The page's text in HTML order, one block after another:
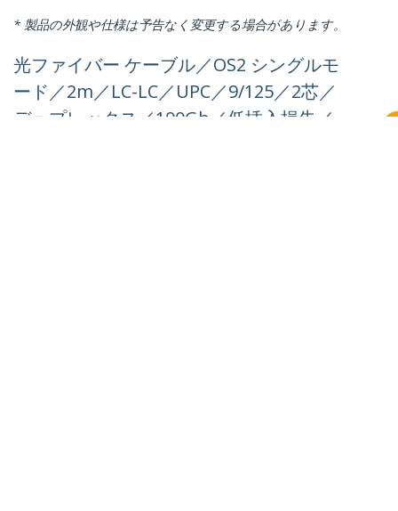
* 製品の外観や仕様は予告なく変更する場合があります。
光ファイバー ケーブル／OS2 シングルモ
ード／2m／LC-LC／UPC／9/125／2芯／
デュプレックス／100Gb／低挿入損失／